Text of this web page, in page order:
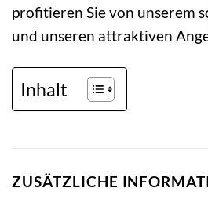
profitieren Sie von unserem
und unseren attraktiven
Inhalt
ZUSÄTZLICHE